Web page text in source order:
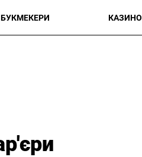
БУКМЕКЕРИ КАЗИНО